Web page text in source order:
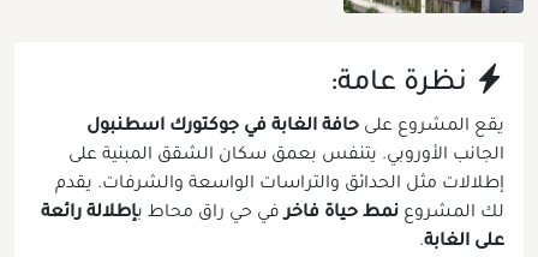
نظرة عامة:
يقع المشروع على حافة الغابة في جوكتورك اسطنبول
الجانب الأوروبي. يتنفس بعمق سكان الشقق المبنية على
إطلالات مثل الحدائق والتراسات الواسعة والشرفات. يقدم
لك المشروع نمط حياة فاخرفي حي راق محاط بإطلالة رائعة
على الغابة.